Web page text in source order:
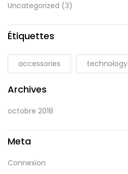
Uncategorized (3)
Étiquettes
accessories technology
Archives
octobre 2018
Meta
Connexion